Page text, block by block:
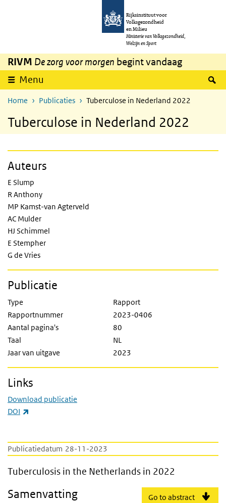
Overslaan en naar de inhoud gaan
Rijksinstituut voor
Volksgezondheid
en Milieu
Ministerie van Volksgezondheid,
Welzijn en Sport
RIVM De zorg voor morgen begint vandaag
Menu
Home Publicaties Tuberculose in Nederland 2022
Tuberculose in Nederland 2022
Publicatiedatum 28-11-2023
Tuberculosis in the Netherlands in 2022
Tuberculosis in the Netherlands in 2022
Go to abstract
Samenvatting
Auteurs
E Slump
R Anthony
MP Kamst-van Agterveld
AC Mulder
HJ Schimmel
E Stempher
G de Vries
Publicatie
Type
Rapport
Rapportnummer
2023-0406
Aantal pagina's
80
Taal
NL
Jaar van uitgave
2023
Links
Download publicatie
DOI